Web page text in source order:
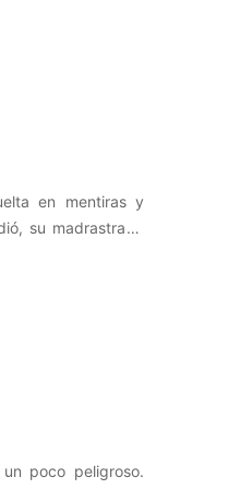
otro hombre, no
en mentiras y
su madrastra le
al amor de su
la cama con un
poco peligroso.